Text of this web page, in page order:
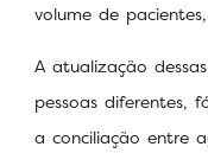
volume de
A atualização
pessoas diferentes,
a conciliação entre